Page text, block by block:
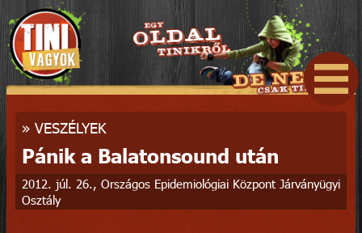
» VESZÉLYEK
Pánik a Balatonsound után
2012. júl. 26., Országos Epidemiológiai Központ Járványügyi
Osztály